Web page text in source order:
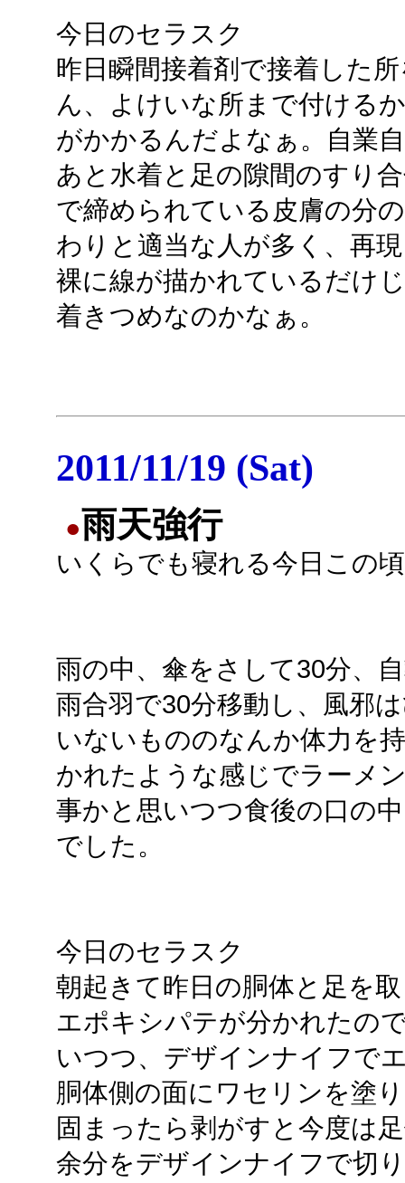
今日のセラスク
昨日瞬間接着剤で接着した
ん、よけいな所まで付ける
がかかるんだよなぁ。自業
あと水着と足の隙間のすり
で締められている皮膚の分
わりと適当な人が多く、再
裸に線が描かれているだけ
着きつめなのかなぁ。
2011/11/19 (Sat)
●雨天強行
いくらでも寝れる今日この
雨の中、傘をさして30分、
雨合羽で30分移動し、風邪
いないもののなんか体力を
かれたような感じでラーメ
事かと思いつつ食後の口の
でした。
今日のセラスク
朝起きて昨日の胴体と足を
エポキシパテが分かれたの
いつつ、デザインナイフで
胴体側の面にワセリンを塗
固まったら剥がすと今度は
余分をデザインナイフで切